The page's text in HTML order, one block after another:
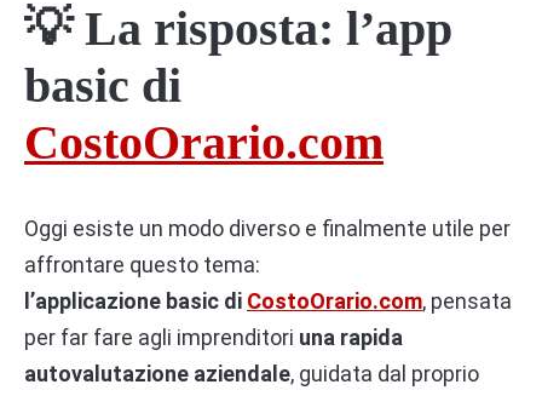
💡 La risposta: l’app
basic di
CostoOrario.com
Oggi esiste un modo diverso e finalmente utile per
affrontare questo tema:
l’applicazione basic di CostoOrario.com, pensata
per far fare agli imprenditori una rapida
autovalutazione aziendale, guidata dal proprio